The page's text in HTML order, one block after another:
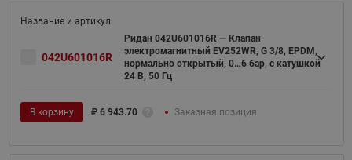
042U601016R
Ридан 042U601016R — Клапан
электромагнитный EV252WR, G 3/8, EPDM,
нормально открытый, 0…6 бар, с катушкой
24 В, 50 Гц
В корзину ₽ 6 943.70 Заказная позиция